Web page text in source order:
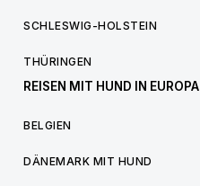
SCHLESWIG-HOLSTEIN
THÜRINGEN
REISEN MIT HUND IN EUROPA
BELGIEN
DÄNEMARK MIT HUND